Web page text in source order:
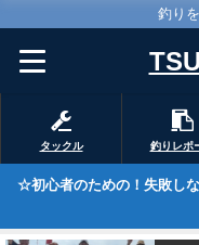
釣り
タックル 釣りレポ
☆初心者のための！失敗し